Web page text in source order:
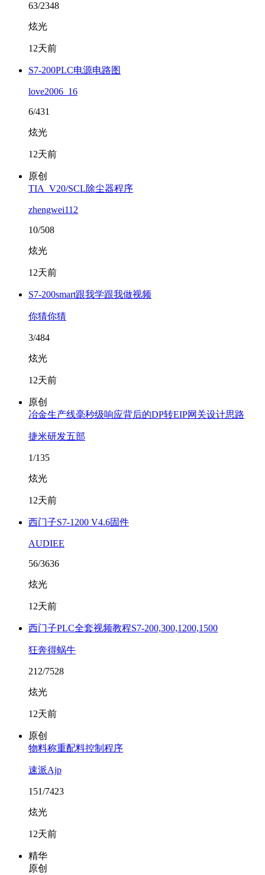
63/2348
炫光
12天前
S7-200PLC电源电路图
love2006_16
6/431
炫光
12天前
原创
TIA_V20/SCL除尘器程序
zhengwei112
10/508
炫光
12天前
S7-200smart跟我学跟我做视频
你猜你猜
3/484
炫光
12天前
原创
冶金生产线毫秒级响应背后的DP转EIP网关设计思路
捷米研发五部
1/135
炫光
12天前
西门子S7-1200 V4.6固件
AUDIEE
56/3636
炫光
12天前
西门子PLC全套视频教程S7-200,300,1200,1500
狂奔得蜗牛
212/7528
炫光
12天前
原创
物料称重配料控制程序
速派Ajp
151/7423
炫光
12天前
精华
原创